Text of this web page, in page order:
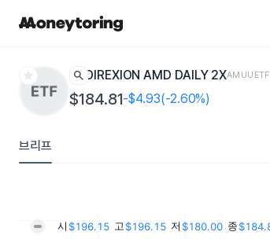
star search DIREXION AMD DAILY 2XAMUUETF
$184.81-$4.93(-2.60%)
브리프